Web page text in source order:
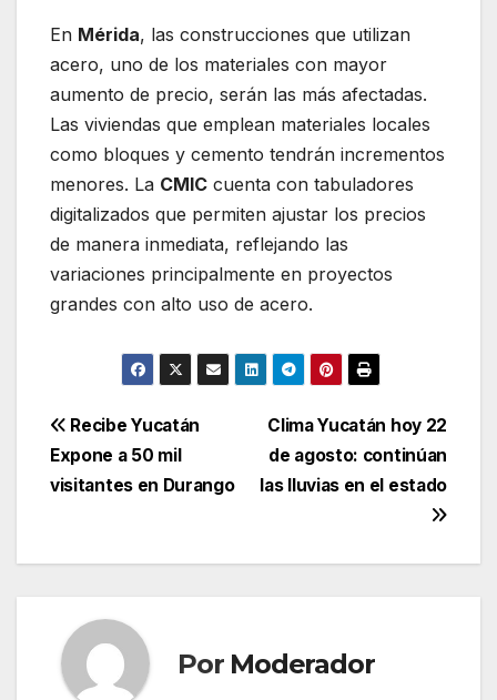
En Mérida, las construcciones que utilizan
acero, uno de los materiales con mayor
aumento de precio, serán las más afectadas.
Las viviendas que emplean materiales locales
como bloques y cemento tendrán incrementos
menores. La CMIC cuenta con tabuladores
digitalizados que permiten ajustar los precios
de manera inmediata, reflejando las
variaciones principalmente en proyectos
grandes con alto uso de acero.
Navegación
de
Clima Yucatán hoy 22
de agosto: continúan
las lluvias en el estado
Recibe Yucatán
Expone a 50 mil
visitantes en Durango
Por Moderador